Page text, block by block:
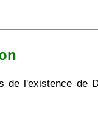
de l'existence de